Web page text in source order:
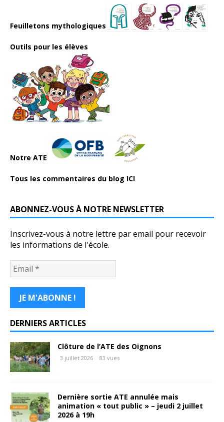
Feuilletons mythologiques
Outils pour les élèves
Notre ATE
Tous les commentaires du blog ICI
ABONNEZ-VOUS À NOTRE NEWSLETTER
Inscrivez-vous à notre lettre par email pour recevoir
les informations de l'école.
DERNIERS ARTICLES
Clôture de l’ATE des Oignons
3 juillet 2026 83 vues
Dernière sortie ATE annulée mais
animation « tout public » – jeudi 2 juillet
2026 à 19h